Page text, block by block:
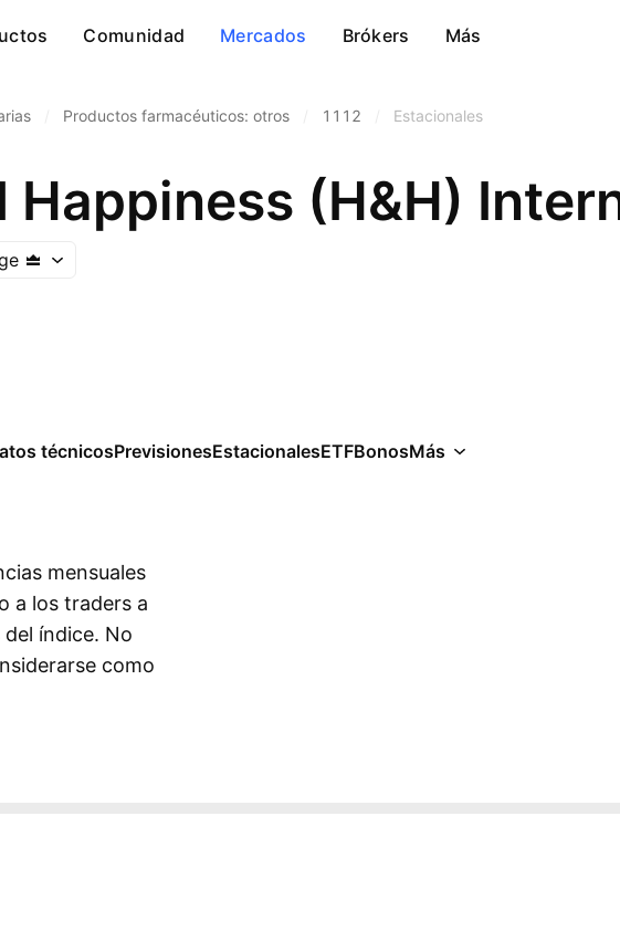
Comunidad Mercados Brókers Más
Productos farmacéuticos: otros 1112 Estacionales
técnicosPrevisionesEstacionalesETFBonosMás
mensuales
a los traders a
índice. No
como